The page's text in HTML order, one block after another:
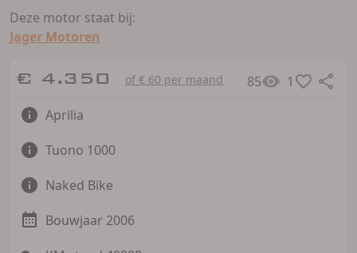
Deze motor staat bij:
Jager Motoren
€ 4.350 of € 60 per maand 85
1
Aprilia
Tuono 1000
Naked Bike
Bouwjaar 2006